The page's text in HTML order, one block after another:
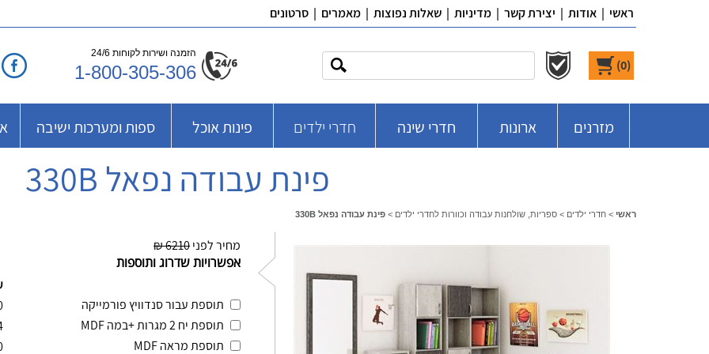
ראשי | אודות | יצירת קשר | מדיניות | שאלות נפוצות | מאמרים | סרטונים
(
0
)
הזמנה ושירות לקוחות 24/6
1-800-305-306
מזרנים ארונות חדרי שינה חדרי ילדים פינות אוכל ספות ומערכות ישיבה
פינת עבודה נפאל 330B
ראשי > חדרי ילדים > ספריות, שולחנות עבודה וכוורות לחדרי ילדים > פינת עבודה נפאל 330B
מחיר לפני6210 ₪
אפשרויות שדרוג ותוספות
תוספת עבור סנדוויץ פורמייקה
תוספת יח 2 מגרות +במה MDF
תוספת מראה MDF